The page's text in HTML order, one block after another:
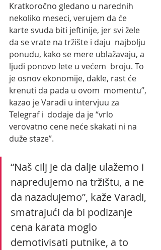
Kratkoročno gledano u narednih
nekoliko meseci, verujem da će
karte svuda biti jeftinije, jer svi žele
da se vrate na tržište i daju  najbolju
ponudu, kako se mere ublažavaju, a
ljudi ponovo lete u većem  broju. To
je osnov ekonomije, dakle, rast će
krenuti da pada u ovom  momentu”,
kazao je Varadi u intervjuu za
Telegraf i  dodaje da je “vrlo
verovatno cene neće skakati ni na
duže staze”.
“Naš cilj je da dalje ulažemo i
napredujemo na tržištu, a ne
da nazadujemo”, kaže Varadi,
smatrajući da bi podizanje
cena karata moglo
demotivisati putnike, a to